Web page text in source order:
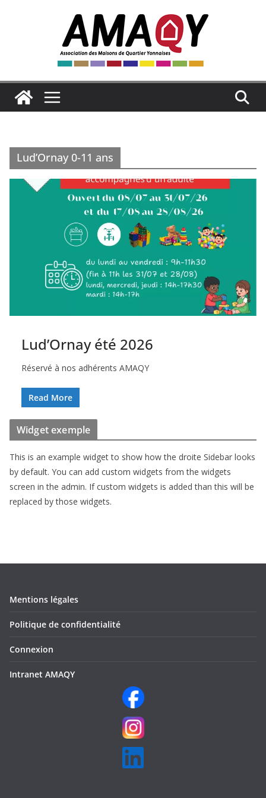
Lud’Ornay 0-11 ans
Lud’Ornay été 2026
Réservé à nos adhérents AMAQY
Read More
Widget exemple
This is an example widget to show how the droite Sidebar looks
by default. You can add custom widgets from the widgets
screen in the admin. If custom widgets is added than this will be
replaced by those widgets.
Mentions légales
Politique de confidentialité
Connexion
Intranet AMAQY